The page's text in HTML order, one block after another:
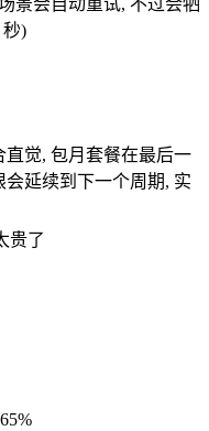
景会自动重试, 不过会牺
)
觉, 包月套餐在最后一
延续到下一个周期, 实
贵了